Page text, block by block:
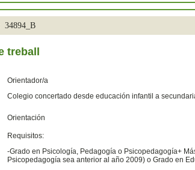
34894_B
treball
Orientador/a
Colegio concertado desde educación infantil a
Orientación
Requisitos:
-Grado en Psicología, Pedagogía o Psicopedagogía+
Psicopedagogía sea anterior al año 2009) o Grado en